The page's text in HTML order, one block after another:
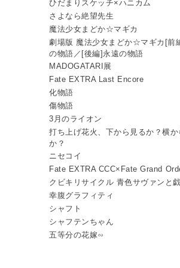
ひだまりスケッチ×ハニカム
さよなら絶望先生
魔法少女まどか☆マギカ
劇場版 魔法少女まどか☆マギカ[前
の物語／[後編]永遠の物語
MADOGATARI展
Fate EXTRA Last Encore
化物語
傷物語
3月のライオン
打ち上げ花火、下から見るか？横か
か？
ニセコイ
Fate EXTRA CCC×Fate Grand
クビキリサイクル 青色サヴァンと
幸腹グラフィティ
シャフト
シャフテンちゃん
五等分の花嫁∽